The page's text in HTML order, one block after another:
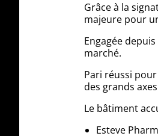
Grâce à la
majeure pour
Engagée
marché.
Pari réussi
des grands
Le bâtiment
Esteve